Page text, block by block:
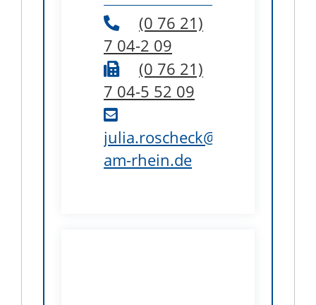
(0 76 21)
7 04-2 09
(0 76 21)
7 04-5 52 09
julia.roscheck@weil-
am-rhein.de